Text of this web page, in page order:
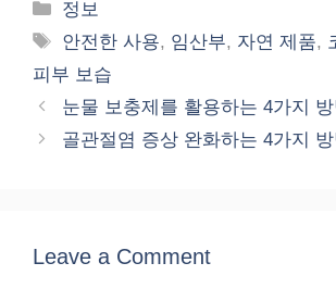
Categories
정보
Tags
안전한 사용, 임산부, 자연 제품,
피부 보습
눈물 보충제를 활용하는 4가지
골관절염 증상 완화하는 4가지 방
Leave a Comment